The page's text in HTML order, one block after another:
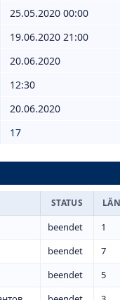
25.05.2020 00:00
19.06.2020 21:00
20.06.2020
12:30
20.06.2020
17
STATUS
beendet 1
beendet 7
beendet 5